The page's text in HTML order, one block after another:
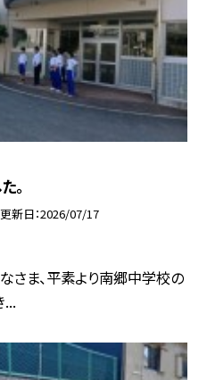
。
更新日 2026/07/17
さま、平素より南郷中学校の
...